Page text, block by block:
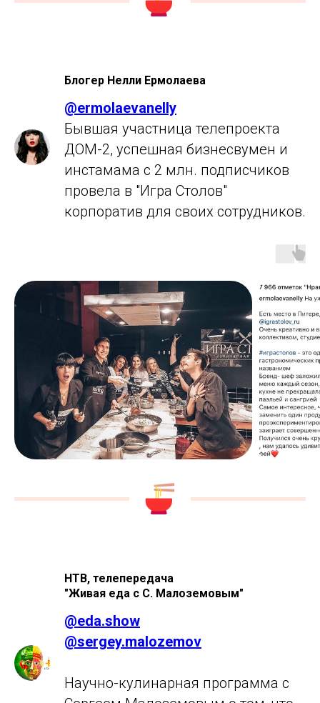
Блогер Нелли Ермолаева
@ermolaevanelly
Бывшая участница телепроекта
ДОМ-2, успешная бизнесвумен и
инстамама с 2 млн. подписчиков
провела в "Игра Столов"
корпоратив для своих сотрудников.
НТВ, телепередача
"Живая еда с С. Малоземовым"
@eda.show
@sergey.malozemov
Научно-кулинарная программа с